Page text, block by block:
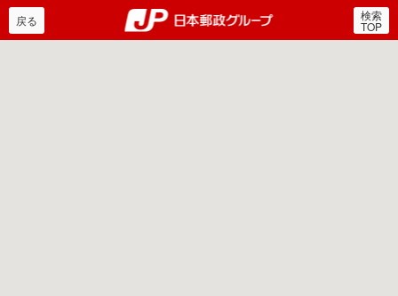
郵便局・日本郵政グルー
戻る 検索
TOP